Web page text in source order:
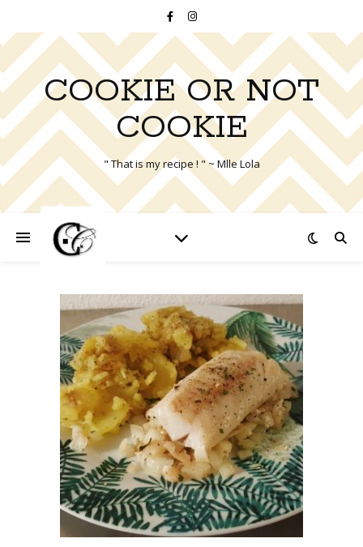
COOKIE OR NOT
COOKIE
" That is my recipe ! " ~ Mlle Lola